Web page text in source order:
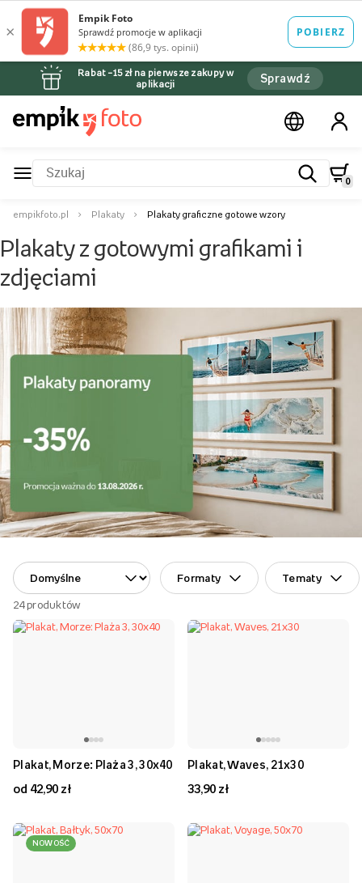
Rabat –15 zł na pierwsze zakupy w
aplikacji
Sprawdź
0
empikfoto.pl Plakaty Plakaty graficzne gotowe wzory
Plakaty z gotowymi grafikami i
zdjęciami
Formaty Tematy
24produktów
Plakat, Morze: Plaża 3, 30x40
od 42,90 zł
Plakat, Waves, 21x30
33,90 zł
NOWOŚĆ